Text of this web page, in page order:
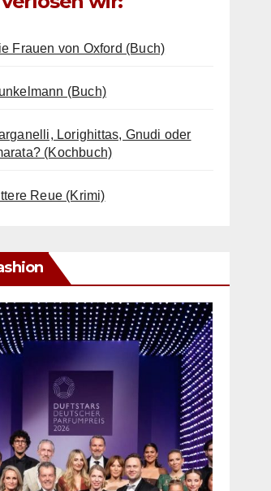
Frauen von Oxford (Buch)
(Buch)
Lorighittas, Gnudi oder
(Kochbuch)
Reue (Krimi)